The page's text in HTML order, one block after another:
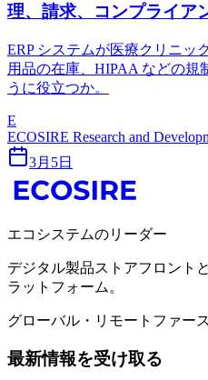
理、請求、コンプライア
ERP システムが医療クリニッ
用品の在庫、HIPAA などの規
うに役立つか。
E
ECOSIRE Research and
3月5日
エコシステムのリーダー
デジタル製品ストアフロント
ラットフォーム。
グローバル・リモートファー
最新情報を受け取る